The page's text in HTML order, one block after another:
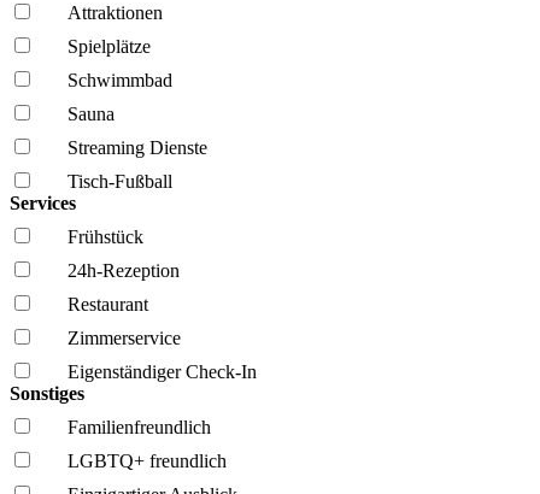
Attraktionen
Spielplätze
Schwimmbad
Sauna
Streaming Dienste
Tisch-Fußball
Services
Frühstück
24h-Rezeption
Restaurant
Zimmerservice
Eigenständiger Check-In
Sonstiges
Familien­freundlich
LGBTQ+ freundlich